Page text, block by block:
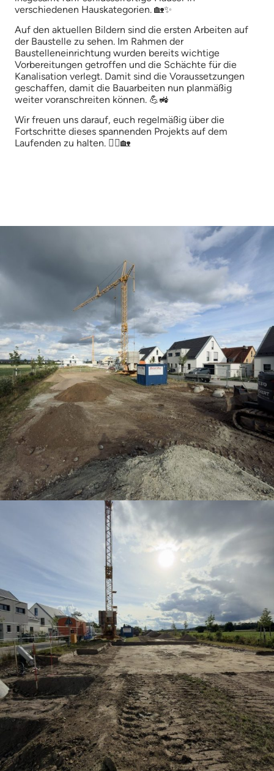
verschiedenen Hauskategorien. 🏡✨
Auf den aktuellen Bildern sind die ersten Arbeiten auf
der Baustelle zu sehen. Im Rahmen der
Baustelleneinrichtung wurden bereits wichtige
Vorbereitungen getroffen und die Schächte für die
Kanalisation verlegt. Damit sind die Voraussetzungen
geschaffen, damit die Bauarbeiten nun planmäßig
weiter voranschreiten können. 💪🚜
Wir freuen uns darauf, euch regelmäßig über die
Fortschritte dieses spannenden Projekts auf dem
Laufenden zu halten. 👷‍♂️🏡